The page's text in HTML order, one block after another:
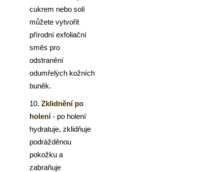
cukrem nebo solí
můžete vytvořit
přírodní exfoliační
směs pro
odstranění
odumřelých kožních
buněk.
10. Zklidnění po
holení- po holení
hydratuje, zklidňuje
podrážděnou
pokožku a
zabraňuje